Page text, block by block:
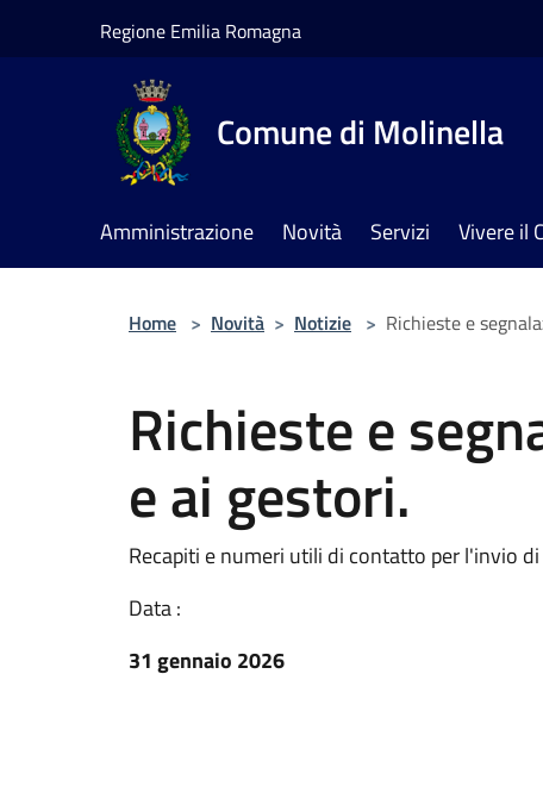
Regione Emilia Romagna
Comune di Molinella
Amministrazione Novità Servizi Vivere il
Home > Novità > Notizie > Richieste e
Richieste e
e ai gestori.
Recapiti e numeri utili di contatto per l'invio
Data :
31 gennaio 2026